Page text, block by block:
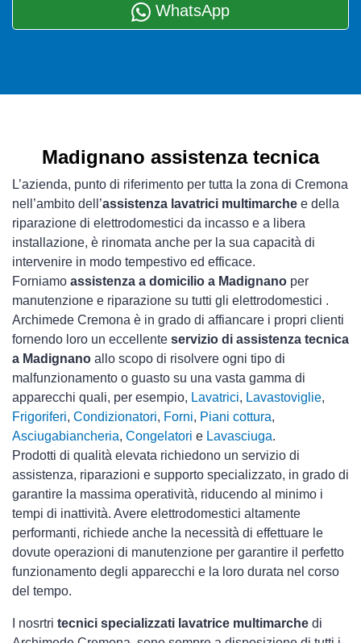
WhatsApp
Madignano assistenza tecnica
L’azienda, punto di riferimento per tutta la zona di Cremona
nell’ambito dell’assistenza lavatrici multimarche e della
riparazione di elettrodomestici da incasso e a libera
installazione, è rinomata anche per la sua capacità di
intervenire in modo tempestivo ed efficace.
Forniamo assistenza a domicilio a Madignano per
manutenzione e riparazione su tutti gli elettrodomestici .
Archimede Cremona è in grado di affiancare i propri clienti
fornendo loro un eccellente servizio di assistenza tecnica
a Madignano allo scopo di risolvere ogni tipo di
malfunzionamento o guasto su una vasta gamma di
apparecchi quali, per esempio, Lavatrici, Lavastoviglie,
Frigoriferi, Condizionatori, Forni, Piani cottura,
Asciugabiancheria, Congelatori e Lavasciuga.
Prodotti di qualità elevata richiedono un servizio di
assistenza, riparazioni e supporto specializzato, in grado di
garantire la massima operatività, riducendo al minimo i
tempi di inattività. Avere elettrodomestici altamente
performanti, richiede anche la necessità di effettuare le
dovute operazioni di manutenzione per garantire il perfetto
funzionamento degli apparecchi e la loro durata nel corso
del tempo.
I nosrtri tecnici specializzati lavatrice multimarche di